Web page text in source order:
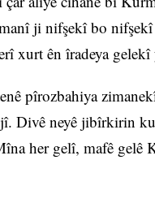
ji nifşekî bo
xurt ên îradeya gelekî
pîrozbahiya
Divê neyê jibîrkirin
her gelî, mafê